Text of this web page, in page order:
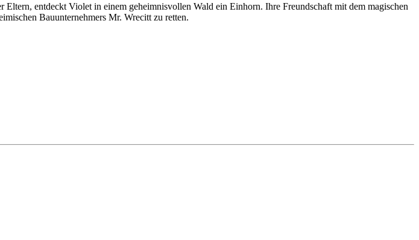
entdeckt Violet in einem geheimnisvollen Wald ein Einhorn. Ihre Freundschaft mit dem magischen
Bauunternehmers Mr. Wrecitt zu retten.